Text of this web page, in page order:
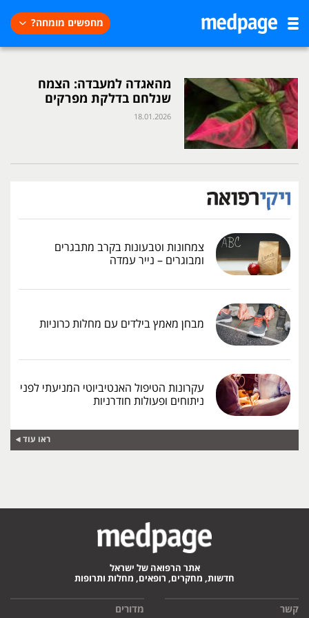
מחפשים מומחה?
מהאגדה למעבדה: הצמח
שנלחם בדלקת מפרקים
18.01.2026
צמחונות וטבעונות בקרב מתבגרים
ומבוגרים – נייר עמדה
מבחן מאמץ בילדים עם מחלות כרוניות
עקרונות הטיפול האנטיביוטי המניעתי לפני
ניתוחים ופעולות חודרניות
ראו עוד
אתר הרפואה של ישראל
חדשות, מחקרים, רופאים, מחלות ותרופות
קשר מדורים